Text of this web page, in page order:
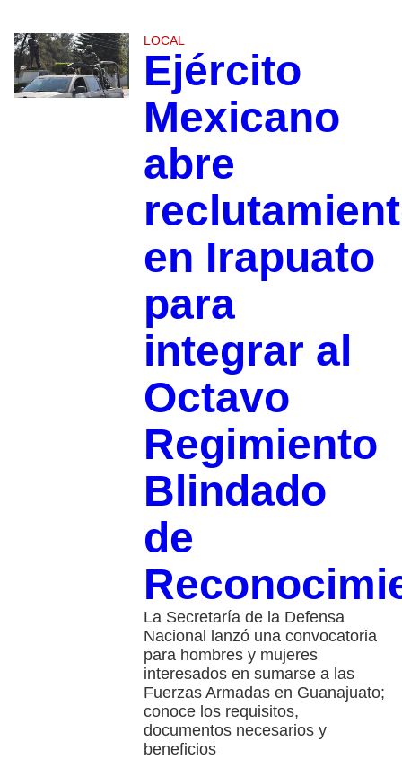
LOCAL
Ejército
Mexicano
abre
en Irapuato
para
integrar al
Octavo
Regimiento
Blindado
de
La Secretaría de la Defensa
Nacional lanzó una convocatoria
para hombres y mujeres
interesados en sumarse a las
Fuerzas Armadas en Guanajuato;
conoce los requisitos,
documentos necesarios y
beneficios